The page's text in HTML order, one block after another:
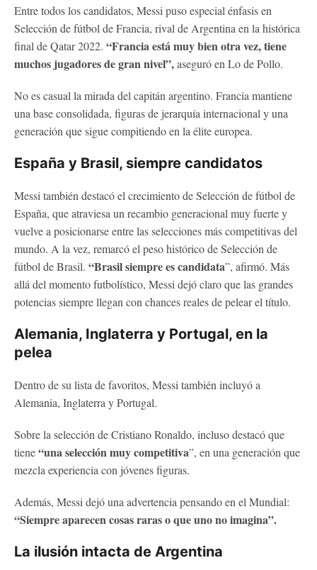
Entre todos los candidatos, Messi puso especial énfasis en
Selección de fútbol de Francia, rival de Argentina en la histórica
final de Qatar 2022. “Francia está muy bien otra vez, tiene
muchos jugadores de gran nivel”,aseguró en Lo de Pollo.
No es casual la mirada del capitán argentino. Francia mantiene
una base consolidada, figuras de jerarquía internacional y una
generación que sigue compitiendo en la élite europea.
España y Brasil, siempre candidatos
Messi también destacó el crecimiento de Selección de fútbol de
España, que atraviesa un recambio generacional muy fuerte y
vuelve a posicionarse entre las selecciones más competitivas del
mundo. A la vez, remarcó el peso histórico de Selección de
fútbol de Brasil. “Brasil siempre es candidata”, afirmó. Más
allá del momento futbolístico, Messi dejó claro que las grandes
potencias siempre llegan con chances reales de pelear el título.
Alemania, Inglaterra y Portugal, en la
pelea
Dentro de su lista de favoritos, Messi también incluyó a
Alemania, Inglaterra y Portugal.
Sobre la selección de Cristiano Ronaldo, incluso destacó que
tiene“una selección muy competitiva”, en una generación que
mezcla experiencia con jóvenes figuras.
Además, Messi dejó una advertencia pensando en el Mundial:
“Siempre aparecen cosas raras o que uno no imagina”.
La ilusión intacta de Argentina